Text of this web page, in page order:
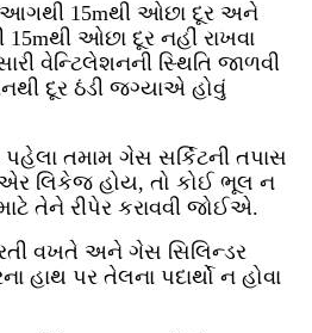
આગથી 15mથી ઓછા દૂર અને
ઓછા દૂર નહીં રાખવા
વેન્ટિલેશનની સ્થિતિ જાળવી
દૂર ઠંડી જગ્યાએ હોવું
પહેલા તમામ ગેસ સર્કિટની તપાસ
લિકેજ હોય, તો કોઈ ભૂલ ન
તેને રીપેર કરાવવી જોઈએ.
વખતે અને ગેસ સિલિન્ડર
પર તેલના પદાર્થો ન હોવા